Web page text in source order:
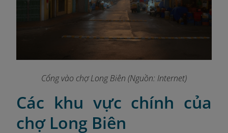
Cổng vào chợ Long Biên (Nguồn: Internet)
Các khu vực chính của
chợ Long Biên